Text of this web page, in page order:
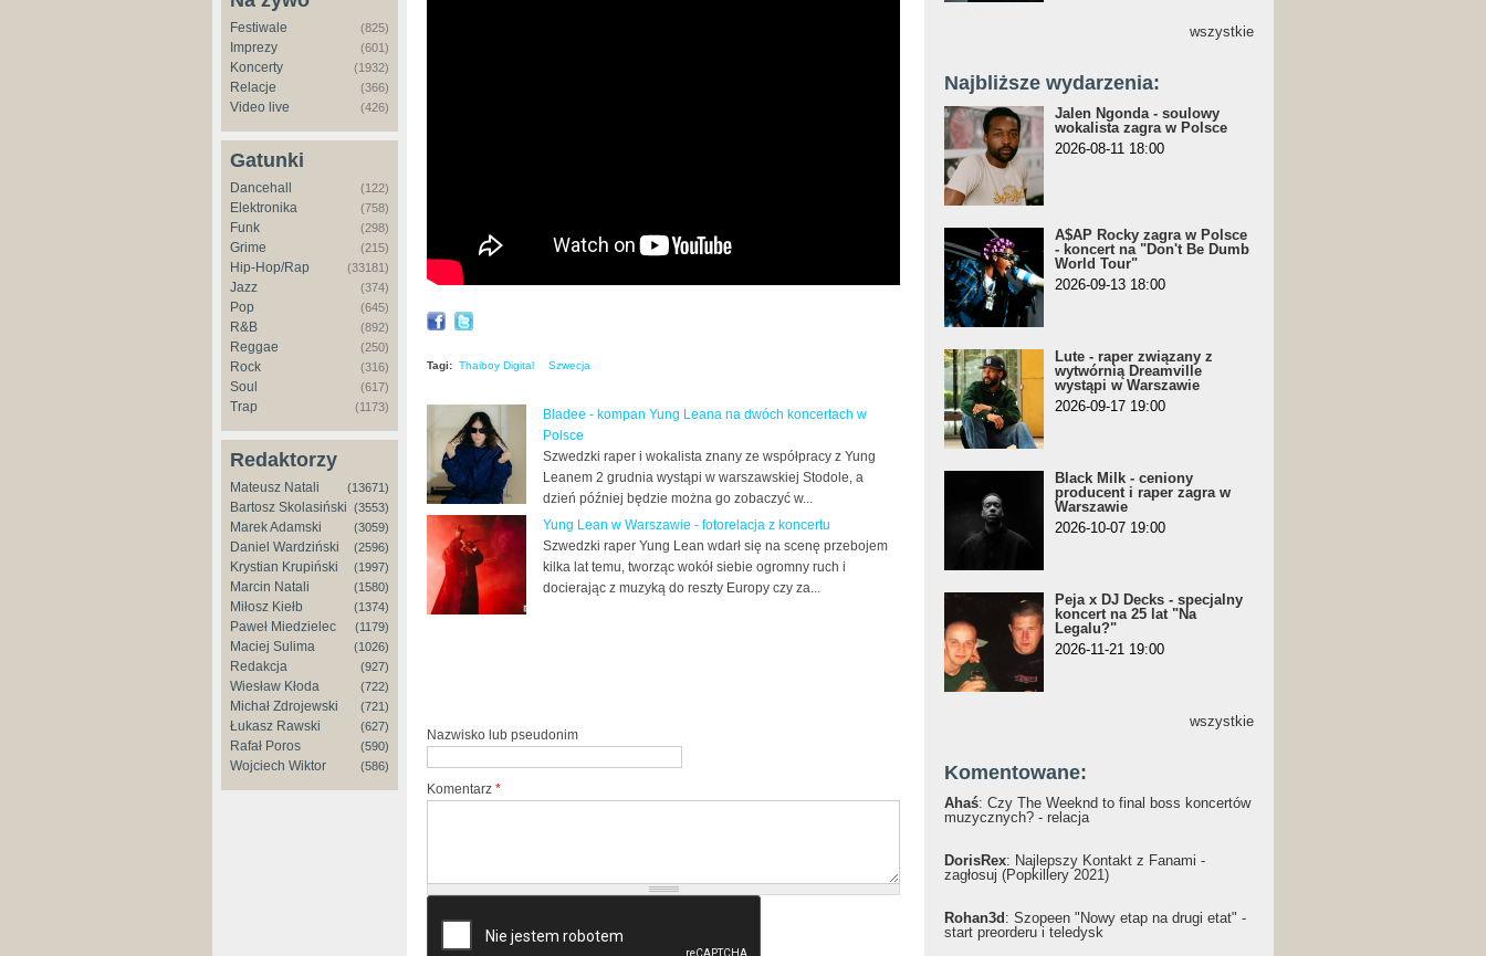
Festiwale (825)
Imprezy (601)
Koncerty (1932)
Relacje (366)
Video live (426)
Gatunki
Dancehall (122)
Elektronika (758)
Funk (298)
Grime (215)
Hip-Hop/Rap (33181)
Jazz (374)
Pop (645)
R&B (892)
Reggae (250)
Rock (316)
Soul (617)
Trap (1173)
Redaktorzy
Mateusz Natali (13671)
Bartosz Skolasiński (3553)
Marek Adamski (3059)
Daniel Wardziński (2596)
Krystian Krupiński (1997)
Marcin Natali (1580)
Miłosz Kiełb (1374)
Paweł Miedzielec (1179)
Maciej Sulima (1026)
Redakcja (927)
Wiesław Kłoda (722)
Michał Zdrojewski (721)
Łukasz Rawski (627)
Rafał Poros (590)
Wojciech Wiktor (586)
Tagi: Thaiboy Digital Szwecja
Bladee - kompan Yung Leana na dwóch koncertach w
Polsce
Szwedzki raper i wokalista znany ze współpracy z Yung
Leanem 2 grudnia wystąpi w warszawskiej Stodole, a
dzień później będzie można go zobaczyć w...
Yung Lean w Warszawie - fotorelacja z koncertu
Szwedzki raper Yung Lean wdarł się na scenę przebojem
kilka lat temu, tworząc wokół siebie ogromny ruch i
docierając z muzyką do reszty Europy czy za...
Nazwisko lub pseudonim
Komentarz *
wszystkie
Najbliższe wydarzenia:
Jalen Ngonda - soulowy
wokalista zagra w Polsce
2026-08-11 18:00
A$AP Rocky zagra w Polsce
- koncert na "Don't Be Dumb
World Tour"
2026-09-13 18:00
Lute - raper związany z
wytwórnią Dreamville
wystąpi w Warszawie
2026-09-17 19:00
Black Milk - ceniony
producent i raper zagra w
Warszawie
2026-10-07 19:00
Peja x DJ Decks - specjalny
koncert na 25 lat "Na
Legalu?"
2026-11-21 19:00
wszystkie
Komentowane:
Ahaś: Czy The Weeknd to final boss koncertów
muzycznych? - relacja
DorisRex: Najlepszy Kontakt z Fanami -
zagłosuj (Popkillery 2021)
Rohan3d : Szopeen "Nowy etap na drugi etat" -
start preorderu i teledysk